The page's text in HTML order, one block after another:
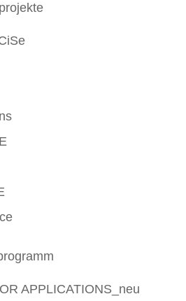
APPLICATIONS_neu